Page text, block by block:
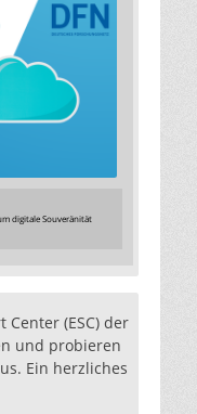
digitale Souveränität
(ESC) der
und probieren
Ein herzliches